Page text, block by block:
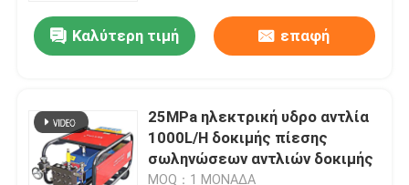
Σπίτι
Καλύτερη τιμή επαφή
25MPa ηλεκτρική υδρο αντλία
1000L/H δοκιμής πίεσης
σωληνώσεων αντλιών δοκιμής
MOQ：1 ΜΟΝΑΔΑ